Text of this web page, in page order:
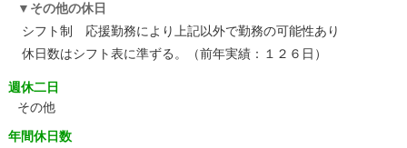
その他の休日
シフト制 応援勤務により上記以外で勤務の可能性あり
休日数はシフト表に準ずる。（前年実績：１２６日）
週休二日
その他
年間休日数